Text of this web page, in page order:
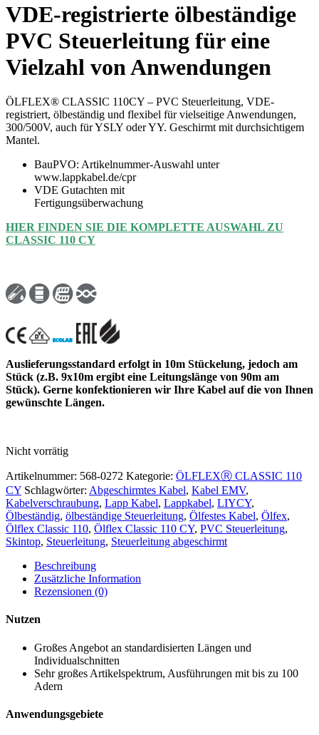
VDE-registrierte ölbeständige
PVC Steuerleitung für eine
Vielzahl von Anwendungen
ÖLFLEX® CLASSIC 110CY – PVC Steuerleitung, VDE-
registriert, ölbeständig und flexibel für vielseitige Anwendungen,
300/500V, auch für YSLY oder YY. Geschirmt mit durchsichtigem
Mantel.
BauPVO: Artikelnummer-Auswahl unter
www.lappkabel.de/cpr
VDE Gutachten mit
Fertigungsüberwachung
HIER FINDEN SIE DIE KOMPLETTE AUSWAHL ZU
CLASSIC 110 CY
Auslieferungsstandard erfolgt in 10m Stückelung, jedoch am
Stück (z.B. 9x10m ergibt eine Leitungslänge von 90m am
Stück). Gerne konfektionieren wir Ihre Kabel auf die von Ihnen
gewünschte Längen.
Nicht vorrätig
Artikelnummer: 568-0272 Kategorie: ÖLFLEXⓇ CLASSIC 110
CY Schlagwörter: Abgeschirmtes Kabel, Kabel EMV,
Kabelverschraubung, Lapp Kabel, Lappkabel, LIYCY,
Ölbeständig, ölbeständige Steuerleitung, Ölfestes Kabel, Ölfex,
Ölflex Classic 110, Ölflex Classic 110 CY, PVC Steuerleitung,
Skintop, Steuerleitung, Steuerleitung abgeschirmt
Beschreibung
Zusätzliche Information
Rezensionen (0)
Nutzen
Großes Angebot an standardisierten Längen und
Individualschnitten
Sehr großes Artikelspektrum, Ausführungen mit bis zu 100
Adern
Anwendungsgebiete